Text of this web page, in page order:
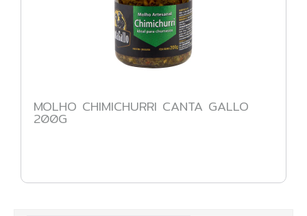
MOLHO CHIMICHURRI CANTA GALLO
200G